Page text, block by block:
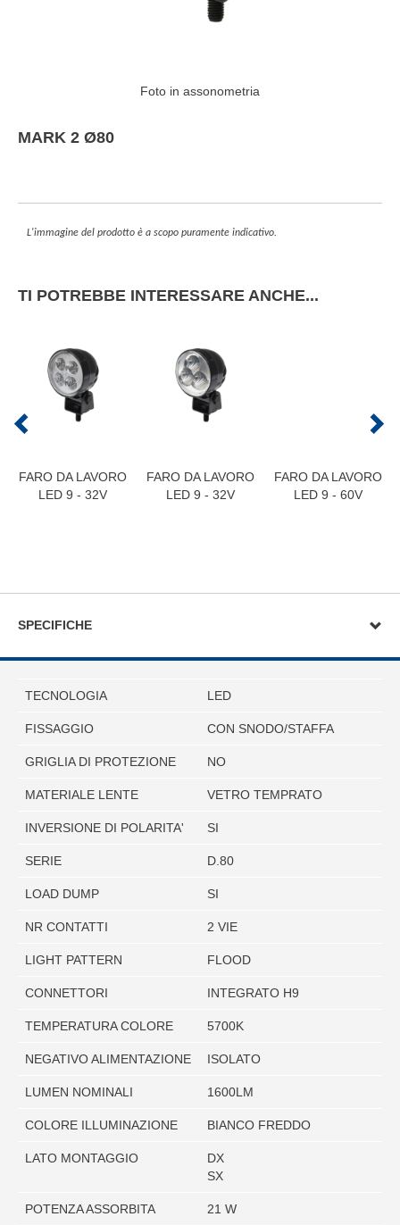
Foto in assonometria
MARK 2 Ø80
L'immagine del prodotto è a scopo puramente indicativo.
TI POTREBBE INTERESSARE ANCHE...
FARO DA LAVORO
LED 9 - 32V
FARO DA LAVORO
LED 9 - 32V
FARO DA LAVORO
LED 9 - 60V
SPECIFICHE
TECNOLOGIA LED
FISSAGGIO CON SNODO/STAFFA
GRIGLIA DI PROTEZIONE NO
MATERIALE LENTE VETRO TEMPRATO
INVERSIONE DI POLARITA' SI
SERIE D.80
LOAD DUMP SI
NR CONTATTI 2 VIE
LIGHT PATTERN FLOOD
CONNETTORI INTEGRATO H9
TEMPERATURA COLORE 5700K
NEGATIVO ALIMENTAZIONE ISOLATO
LUMEN NOMINALI 1600LM
COLORE ILLUMINAZIONE BIANCO FREDDO
LATO MONTAGGIO
DX
SX
POTENZA ASSORBITA 21 W